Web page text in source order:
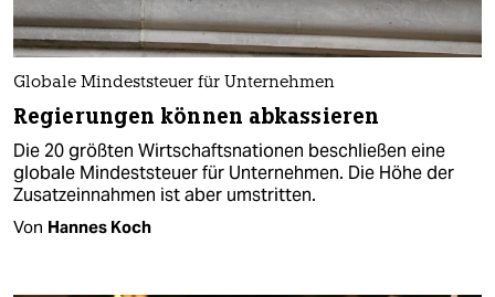
Globale Mindeststeuer für Unternehmen
Regierungen können abkassieren
Die 20 größten Wirtschaftsnationen beschließen eine
globale Mindeststeuer für Unternehmen. Die Höhe der
Zusatzeinnahmen ist aber umstritten.
Von Hannes Koch